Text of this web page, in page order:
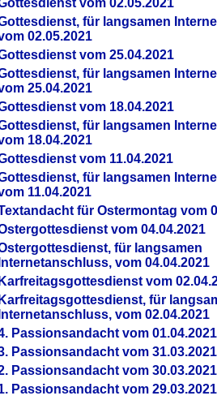
vom 02.05.2021
für langsamen
02.05.2021
vom 25.04.2021
für langsamen
25.04.2021
vom 18.04.2021
für langsamen
18.04.2021
vom 11.04.2021
für langsamen
11.04.2021
für Ostermontag vom
vom 04.04.2021
für langsamen
Internetanschluss, vom 04.04.2021
Karfreitagsgottesdienst vom
Karfreitagsgottesdienst, für
Internetanschluss, vom 02.04.2021
Passionsandacht vom 01.04.2021
Passionsandacht vom 31.03.2021
Passionsandacht vom 30.03.2021
Passionsandacht vom 29.03.2021